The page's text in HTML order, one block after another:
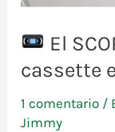
El
cassette
1 comentario /
Jimmy